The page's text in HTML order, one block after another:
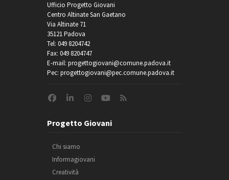
Ufficio Progetto Giovani
Centro Altinate San Gaetano
Via Altinate 71
35121 Padova
Tel: 049 8204742
Fax: 049 8204747
E-mail: progettogiovani@comune.padova.it
Pec: progettogiovani@pec.comune.padova.it
Progetto Giovani
Chi siamo
Informagiovani
Creatività